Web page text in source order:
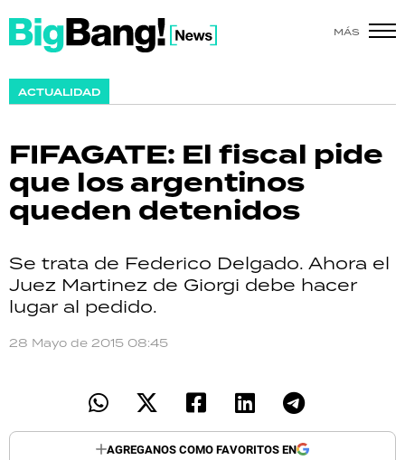
MÁS
ACTUALIDAD
FIFAGATE: El fiscal pide
que los argentinos
queden detenidos
Se trata de Federico Delgado. Ahora el
Juez Martinez de Giorgi debe hacer
lugar al pedido.
28 Mayo de 2015 08:45
AGREGANOS COMO FAVORITOS EN
SHOW
ACTUALIDAD
POLICIALES
ECONOMÍA
GRAN HERMANO
SALUD
DEPORTES
TECNOLOGÍA